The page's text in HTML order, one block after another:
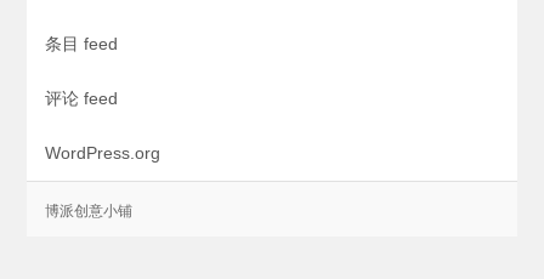
条目 feed
评论 feed
WordPress.org